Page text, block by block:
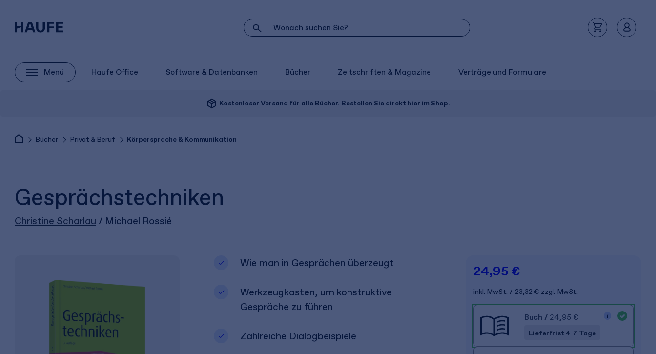
Menü Haufe Office Software & Datenbanken Bücher Zeitschriften & Magazine Verträge und Formulare
package_2 Kostenloser Versand für alle Bücher. Bestellen Sie direkt hier im Shop.
Bücher Privat & Beruf Körpersprache & Kommunikation
Gesprächstechniken
Christine Scharlau / Michael Rossié
Wie man in Gesprächen überzeugt
Werkzeugkasten, um konstruktive
Gespräche zu führen
Zahlreiche Dialogbeispiele
24,95 €
inkl. MwSt. 23,32 € zzgl. MwSt.
Buch / 24,95 €
Lieferfrist 4-7 Tage